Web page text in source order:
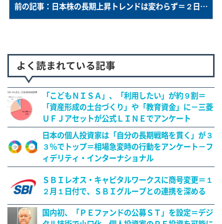
前の記事：日本株の長期上昇トレンドは変わらず＝２日の急落は、海外投機筋の動きか－三井住友ＤＳアセットの市川氏
よく読まれている記事
「こどもＮＩＳＡ」、「利用したい」が約９割＝
「資産形成の土台づくり」や「教育資金」に－三菱
ＵＦＪアセットが公式ＬＩＮＥでアンケート
日本の個人投資家は「自分の長期戦略を貫く」が３
３％でトップ＝相場急変時の行動をアンケート－フ
ィデリティ・インターナショナル
ＳＢＩレオス・キャピタルワークスに商号変更＝１
２月１日付で、ＳＢＩグループとの連携を深める
国内初、「ＰＥファンドの公募ＳＴ」を設定＝デジ